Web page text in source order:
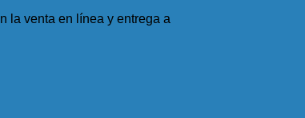
la venta en línea y entrega a